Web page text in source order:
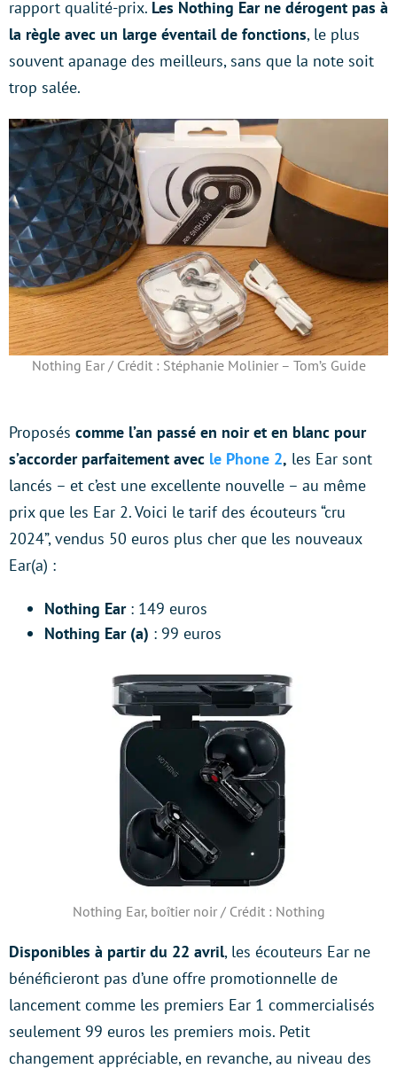
rapport qualité-prix. Les Nothing Ear ne dérogent pas à
la règle avec un large éventail de fonctions, le plus
souvent apanage des meilleurs, sans que la note soit
trop salée.
Nothing Ear / Crédit : Stéphanie Molinier – Tom’s Guide
Proposés comme l’an passé en noir et en blanc pour
s’accorder parfaitement avec le Phone 2, les Ear sont
lancés – et c’est une excellente nouvelle – au même
prix que les Ear 2. Voici le tarif des écouteurs “cru
2024”, vendus 50 euros plus cher que les nouveaux
Ear(a) :
Nothing Ear : 149 euros
Nothing Ear (a) : 99 euros
Nothing Ear, boîtier noir / Crédit : Nothing
Disponibles à partir du 22 avril, les écouteurs Ear ne
bénéficieront pas d’une offre promotionnelle de
lancement comme les premiers Ear 1 commercialisés
seulement 99 euros les premiers mois. Petit
changement appréciable, en revanche, au niveau des